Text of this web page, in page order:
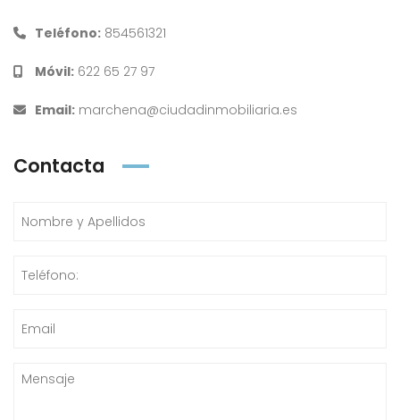
Teléfono: 854561321
Móvil: 622 65 27 97
Email: marchena@ciudadinmobiliaria.es
Contacta